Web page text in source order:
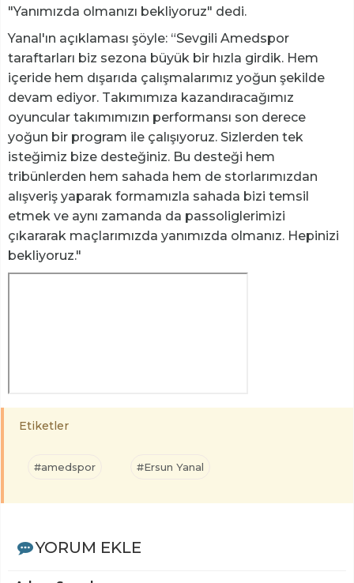
"Yanımızda olmanızı bekliyoruz" dedi.
Yanal'ın açıklaması şöyle: “Sevgili Amedspor
taraftarları biz sezona büyük bir hızla girdik. Hem
içeride hem dışarıda çalışmalarımız yoğun şekilde
devam ediyor. Takımımıza kazandıracağımız
oyuncular takımımızın performansı son derece
yoğun bir program ile çalışıyoruz. Sizlerden tek
isteğimiz bize desteğiniz. Bu desteği hem
tribünlerden hem sahada hem de storlarımızdan
alışveriş yaparak formamızla sahada bizi temsil
etmek ve aynı zamanda da passoliglerimizi
çıkararak maçlarımızda yanımızda olmanız. Hepinizi
bekliyoruz."
Etiketler
#amedspor #Ersun Yanal
YORUM EKLE